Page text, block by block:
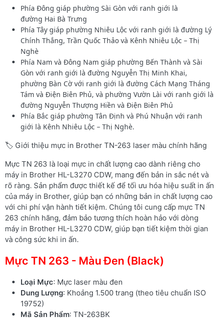
Phía Đông giáp phường Sài Gòn với ranh giới là
đường Hai Bà Trưng
Phía Tây giáp phường Nhiêu Lộc với ranh giới là đường Lý
Chính Thắng, Trần Quốc Thảo và Kênh Nhiêu Lộc – Thị
Nghè
Phía Nam và Đông Nam giáp phường Bến Thành và Sài
Gòn với ranh giới là đường Nguyễn Thị Minh Khai,
phường Bàn Cờ với ranh giới là đường Cách Mạng Tháng
Tám và Điện Biên Phủ, và phường Vườn Lài với ranh giới là
đường Nguyễn Thượng Hiền và Điện Biên Phủ
Phía Bắc giáp phường Tân Định và Phú Nhuận với ranh
giới là Kênh Nhiêu Lộc – Thị Nghè.
🏷️ Giới thiệu mực in Brother TN-263 laser màu chính hãng
Mực TN 263 là loại mực in chất lượng cao dành riêng cho
máy in Brother HL-L3270 CDW, mang đến bản in sắc nét và
rõ ràng. Sản phẩm được thiết kế để tối ưu hóa hiệu suất in ấn
của máy in Brother, giúp bạn có những bản in chất lượng cao
với chi phí vận hành tiết kiệm. Chúng tôi cung cấp mực TN
263 chính hãng, đảm bảo tương thích hoàn hảo với dòng
máy in Brother HL-L3270 CDW, giúp bạn tiết kiệm thời gian
và công sức khi in ấn.
Mực TN 263 - Màu Đen (Black)
Loại Mực: Mực laser màu đen
Dung Lượng: Khoảng 1.500 trang (theo tiêu chuẩn ISO
19752)
Mã Sản Phẩm: TN-263BK